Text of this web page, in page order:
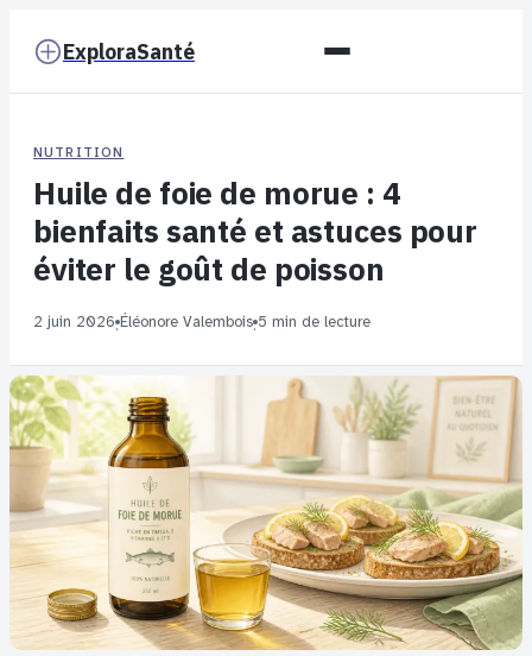
ExploraSanté
NUTRITION
Huile de foie de morue : 4
bienfaits santé et astuces pour
éviter le goût de poisson
2 juin 2026·Éléonore Valembois·5 min de lecture